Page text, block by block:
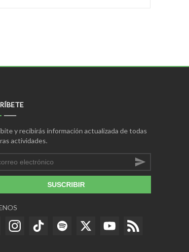
y recibirás información actualizada de todas
actividades.
SUSCRIBIR